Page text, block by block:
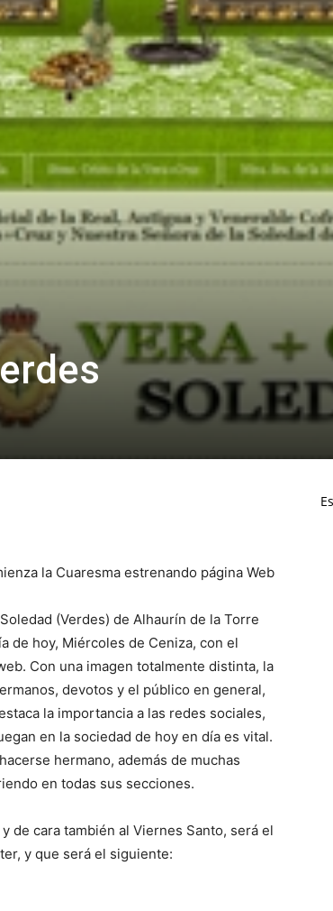
la Cuaresma estrenando página Web
(Verdes) de Alhaurín de la Torre
de hoy, Miércoles de Ceniza, con el
Con una imagen totalmente distinta, la
devotos y el público en general,
la importancia a las redes sociales,
en la sociedad de hoy en día es vital.
hermano, además de muchas
en todas sus secciones.
de cara también al Viernes Santo, será el
y que será el siguiente: